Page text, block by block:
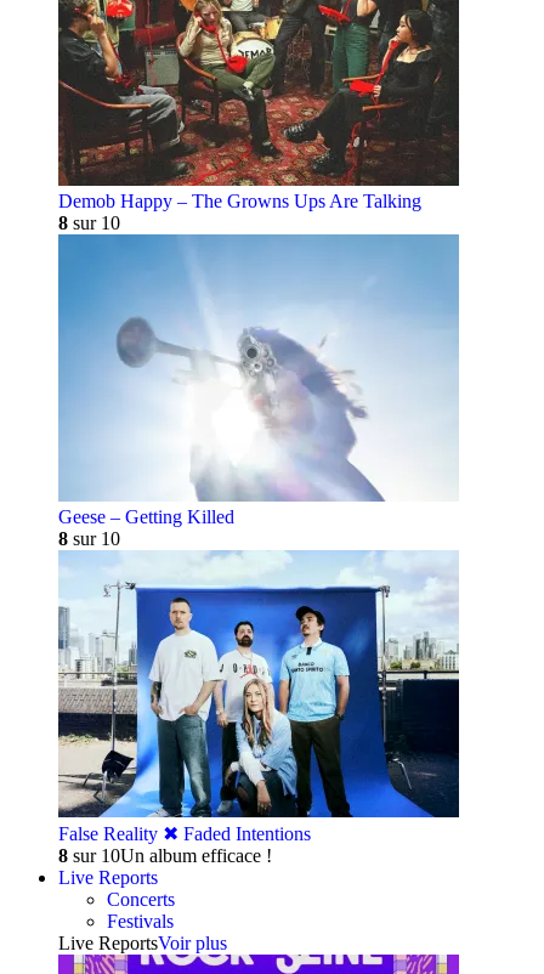
Demob Happy – The Growns Ups Are Talking
8 sur 10
Geese – Getting Killed
8 sur 10
False Reality ✖︎ Faded Intentions
8 sur 10Un album efficace !
Live Reports
Concerts
Festivals
Live ReportsVoir plus